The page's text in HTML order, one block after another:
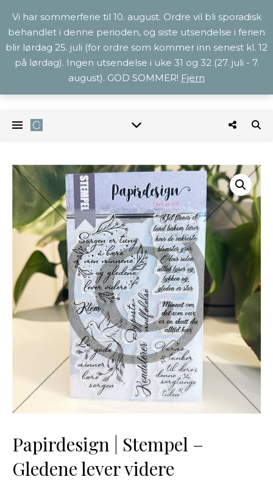
Papirdesign | Stempel –
Gledene lever videre
Vi har sommerferie til 10. august. Ordre vil bli sporadisk
behandlet i denne perioden, og siste utsendelse i ferien
blir lørdag 25. juli (for ordre som kommer inn senest kl. 12
på lørdag). Ingen utsendelse i uke 31 og 32 (27. juli - 7.
august). GOD SOMMER! Fjern